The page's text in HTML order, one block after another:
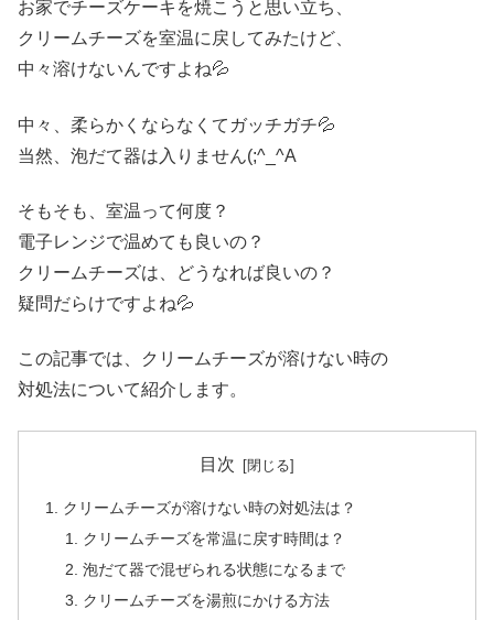
お家でチーズケーキを焼こうと思い立ち、
クリームチーズを室温に戻してみたけど、
中々溶けないんですよね💦
中々、柔らかくならなくてガッチガチ💦
当然、泡だて器は入りません(;^_^A
そもそも、室温って何度？
電子レンジで温めても良いの？
クリームチーズは、どうなれば良いの？
疑問だらけですよね💦
この記事では、クリームチーズが溶けない時の
対処法について紹介します。
目次
クリームチーズが溶けない時の対処法は？
クリームチーズを常温に戻す時間は？
泡だて器で混ぜられる状態になるまで
クリームチーズを湯煎にかける方法